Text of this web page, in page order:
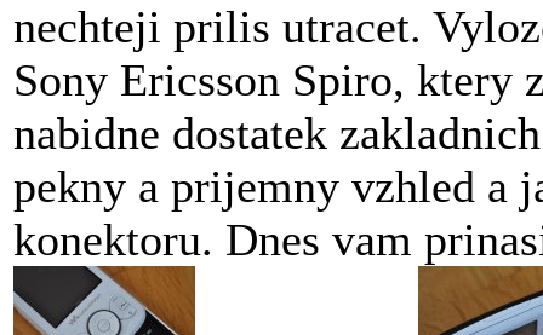
nechteji prilis utracet.
Sony Ericsson Spiro, ktery
nabidne dostatek
pekny a prijemny vzhled a
konektoru. Dnes vam